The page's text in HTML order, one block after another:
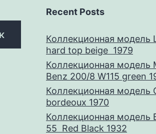
Recent Posts
Коллекционная модель
hard top beige 1979
Коллекционная модель
Benz 200/8 W115 green
Коллекционная модель
bordeoux 1970
Коллекционная модель
55 Red Black 1932